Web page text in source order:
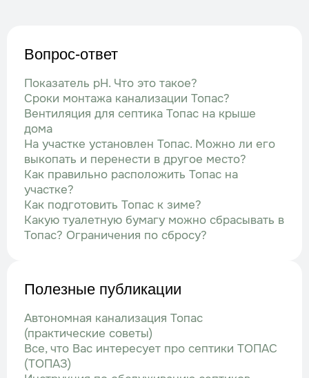
Вопрос-ответ
Показатель рН. Что это такое?
Сроки монтажа канализации Топас?
Вентиляция для септика Топас на крыше
дома
На участке установлен Топас. Можно ли его
выкопать и перенести в другое место?
Как правильно расположить Топас на
участке?
Как подготовить Топас к зиме?
Какую туалетную бумагу можно сбрасывать в
Топас? Ограничения по сбросу?
Полезные публикации
Автономная канализация Топас
(практические советы)
Все, что Вас интересует про септики ТОПАС
(ТОПАЗ)